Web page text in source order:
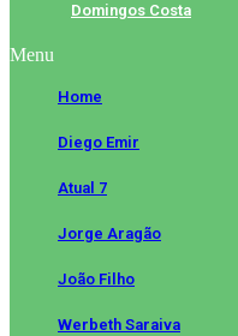
Domingos Costa
Menu
Home
Diego Emir
Atual 7
Jorge Aragão
João Filho
Werbeth Saraiva